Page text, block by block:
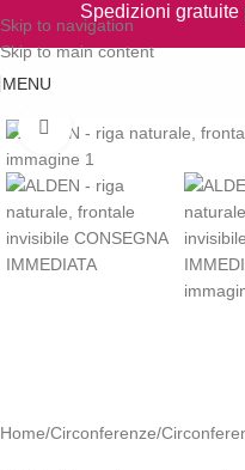
Skip to navigation
Skip to main content
Spedizioni
MENU
Clicca per ingrandire
Home/Circonferenze/